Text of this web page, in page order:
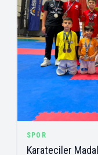
SPOR
Karateciler